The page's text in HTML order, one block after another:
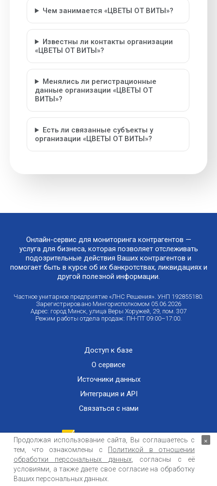
Чем занимается «ЦВЕТЫ ОТ ВИТЫ»?
Известны ли контакты организации
«ЦВЕТЫ ОТ ВИТЫ»?
Менялись ли регистрационные
данные организации «ЦВЕТЫ ОТ
ВИТЫ»?
Есть ли связанные субъекты у
организации «ЦВЕТЫ ОТ ВИТЫ»?
Онлайн-сервис для мониторинга контрагентов —
услуга для бизнеса, которая позволяет отслеживать
подозрительные действия Ваших контрагентов и
помогает быть в курсе об их банкротствах, ликвидациях и
другой полезной информации.
Частное унитарное предприятие «ЛНС Решения». УНП 192855180.
Зарегистрировано Мингорисполкомом 05.06.2026
Адрес: город Минск, улица Веры Хоружей, 29, пом. 307
Режим работы отдела продаж: ПН-ПТ 09:00–17:00.
Доступ к базе
О сервисе
Источники данных
Интеграция и API
Связаться с нами
Публичный договор оказания информационных услуг
ООО «Контемпорари» не несет ответственности за достоверность информации,
получаемой из открытых источников и от третьих лиц.
Продолжая использование сайта, Вы соглашаетесь с
тем, что ознакомлены с
Политикой в отношении
обработки персональных данных , согласны с её
условиями, а также даете свое согласие на обработку
Ваших персональных данных.
×